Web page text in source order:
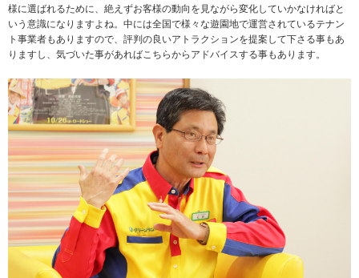
様に選ばれるために、絶えずお客様の動向を見ながら変化していかなければと
いう意識になりますよね。中には全国で様々な遊園地で運営されているテナン
ト事業者もありますので、評判の良いアトラクションを提案して下さる事もあ
りますし、気づいた事があればこちらからアドバイスする事もあります。